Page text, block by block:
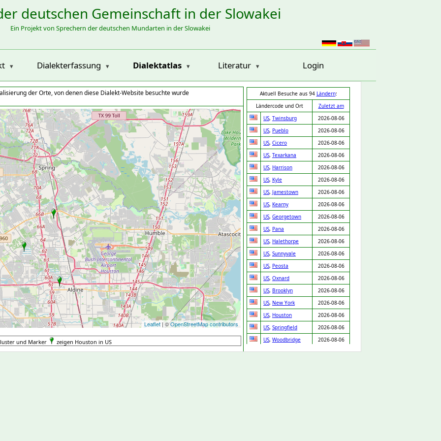
deutschen Gemeinschaft in der Slowakei
Ein Projekt von Sprechern der deutschen Mundarten in der Slowakei
Dialekterfassung Dialektatlas Literatur Login
der Orte, von denen diese Dialekt-Website besuchte wurde
Leaflet | ©OpenStreetMap contributors
Aktuell Besuche aus 94 Ländern:
Ländercode und Ort
Zuletzt am
US, Twinsburg
2026-08-06
US, Pueblo
2026-08-06
US, Cicero
2026-08-06
US, Texarkana
2026-08-06
US, Harrison
2026-08-06
US, Kyle
2026-08-06
US, Jamestown
2026-08-06
US, Kearny
2026-08-06
US, Georgetown
2026-08-06
US, Pana
2026-08-06
US, Halethorpe
2026-08-06
US, Sunnyvale
2026-08-06
US, Peosta
2026-08-06
US, Oxnard
2026-08-06
US, Brooklyn
2026-08-06
US, New York
2026-08-06
US, Houston
2026-08-06
US, Springfield
2026-08-06
US, Woodbridge
2026-08-06
US,Memphis
2026-08-06
und Marker zeigen Houston in US